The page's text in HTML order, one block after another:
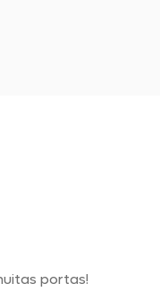
portas!